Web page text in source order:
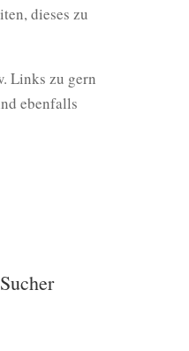
dieses zu
Links zu gern
ebenfalls